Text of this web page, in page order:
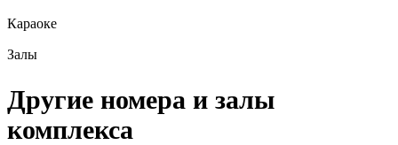
Караоке
Залы
Другие номера и залы
комплекса